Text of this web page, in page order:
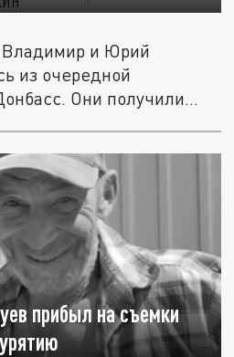
и Юрий
из очередной
Они получили
прибыл на съемки